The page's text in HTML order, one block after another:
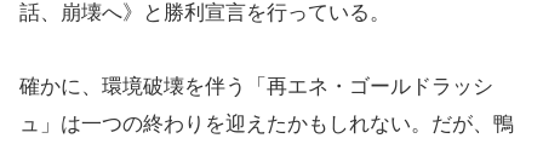
話、崩壊へ》と勝利宣言を行っている。
確かに、環境破壊を伴う「再エネ・ゴールドラッシ
ュ」は一つの終わりを迎えたかもしれない。だが、鴨